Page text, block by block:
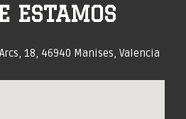
ESTAMOS
18, 46940 Manises, Valencia